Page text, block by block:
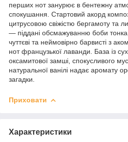
перших нот занурює в бентежну
спокушання. Стартовий акорд
цитрусовою свіжістю бергамоту та
— піддані обсмажуванню боби тонка,
чуттєві та неймовірно барвисті з
нот французької лаванди. База із
оксамитової замші, спокусливого
натуральної ванілі надає аромату
загадки.
Приховати
Характеристики